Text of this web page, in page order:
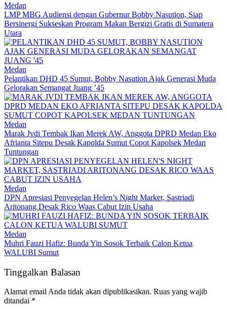
Medan
LMP MBG Audiensi dengan Gubernur Bobby Nasution, Siap
Bersinergi Sukseskan Program Makan Bergizi Gratis di Sumatera
Utara
Medan
Pelantikan DHD 45 Sumut, Bobby Nasution Ajak Generasi Muda
Gelorakan Semangat Juang ’45
Medan
Marak Jvdi Tembak Ikan Merek AW, Anggota DPRD Medan Eko
Afrianta Sitepu Desak Kapolda Sumut Copot Kapolsek Medan
Tuntungan
Medan
DPN Apresiasi Penyegelan Helen’s Night Market, Sastriadi
Aritonang Desak Rico Waas Cabut Izin Usaha
Medan
Muhri Fauzi Hafiz: Bunda Yin Sosok Terbaik Calon Ketua
WALUBI Sumut
Tinggalkan Balasan
Alamat email Anda tidak akan dipublikasikan. Ruas yang wajib
ditandai *